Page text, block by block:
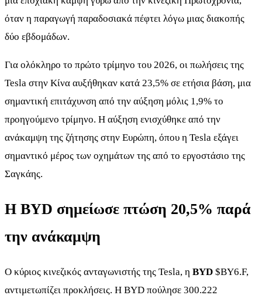
όταν η παραγωγή παραδοσιακά πέφτει λόγω μιας διακοπής
δύο εβδομάδων.
Για ολόκληρο το πρώτο τρίμηνο του 2026, οι πωλήσεις της
Tesla στην Κίνα αυξήθηκαν κατά 23,5% σε ετήσια βάση, μια
σημαντική επιτάχυνση από την αύξηση μόλις 1,9% το
προηγούμενο τρίμηνο. Η αύξηση ενισχύθηκε από την
ανάκαμψη της ζήτησης στην Ευρώπη, όπου η Tesla εξάγει
σημαντικό μέρος των οχημάτων της από το εργοστάσιο της
Σαγκάης.
Η BYD σημείωσε πτώση 20,5% παρά
την ανάκαμψη
Ο κύριος κινεζικός ανταγωνιστής της Tesla, η BYD $BY6.F,
αντιμετωπίζει προκλήσεις. Η BYD πούλησε 300.222